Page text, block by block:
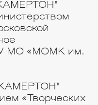
МО «МОМК им.
«Творческих